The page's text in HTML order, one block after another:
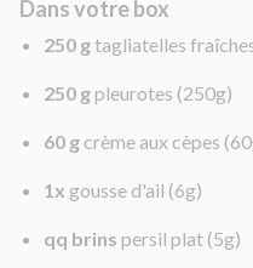
Dans votre box
250 gtagliatelles
250 gpleurotes (250g)
60 g crème aux cèpes
1x gousse d'ail (6g)
qq brins persil plat (5g)